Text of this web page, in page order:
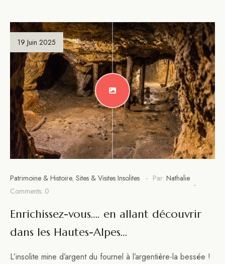
19 Juin 2025
Patrimoine & Histoire, Sites & Visites Insolites Par: Nathalie
Comments: 0
Enrichissez-vous…. en allant découvrir
dans les Hautes-Alpes…
L’insolite mine d’argent du fournel à l’argentière-la bessée !